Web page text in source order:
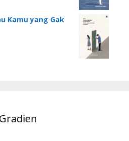
Kamu yang Gak